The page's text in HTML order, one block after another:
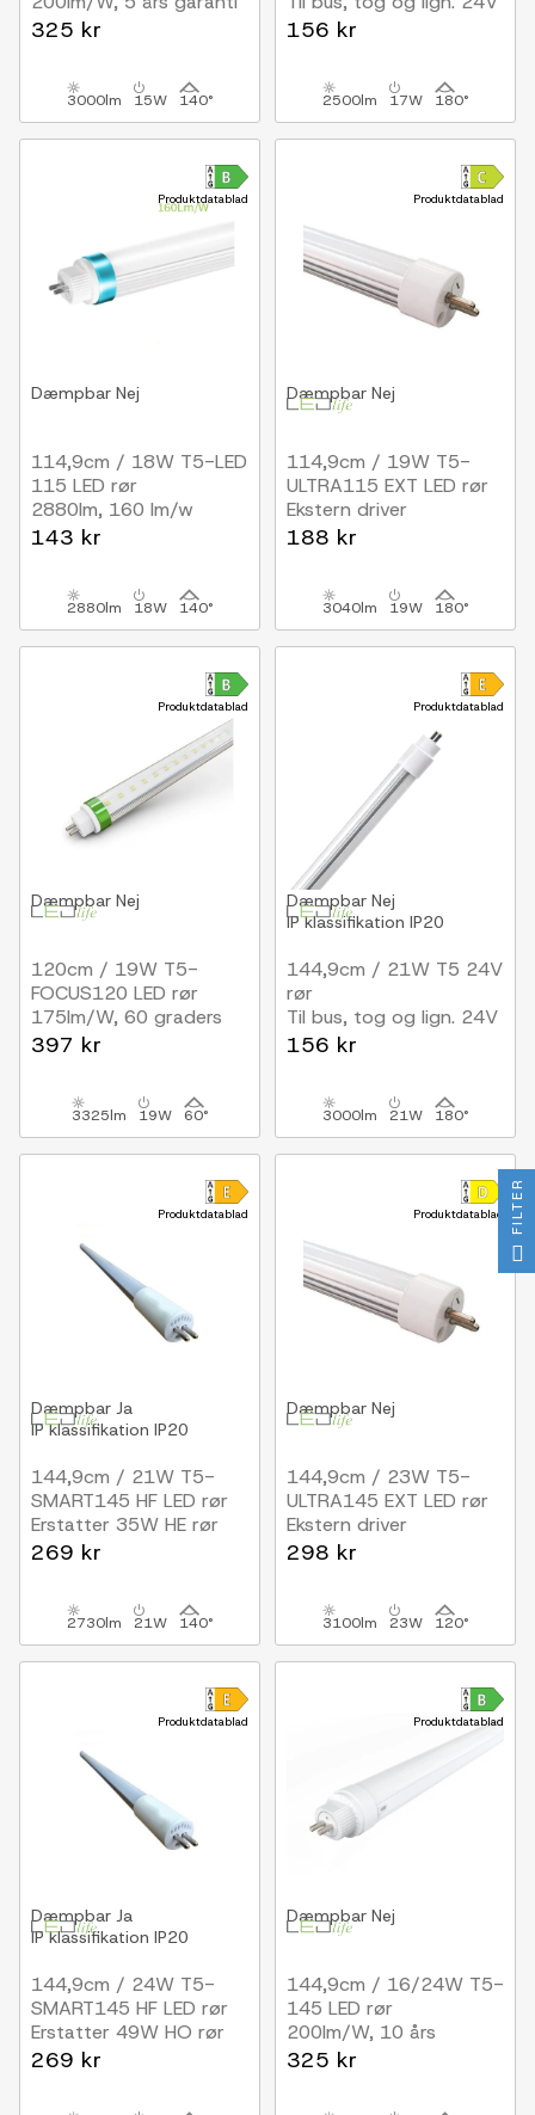
325 kr
3000lm 15W 140°
systemer
156 kr
2500lm 17W 180°
Produktdatablad
Dæmpbar Nej
114,9cm / 18W T5-LED
115 LED rør
2880lm, 160 lm/w
143 kr
2880lm 18W 140°
Produktdatablad
Dæmpbar Nej
114,9cm / 19W T5-
ULTRA115 EXT LED rør
Ekstern driver
188 kr
3040lm 19W 180°
Produktdatablad
Dæmpbar Nej
120cm / 19W T5-
FOCUS120 LED rør
175lm/W, 60 graders
spredning, Small
397 kr
3325lm 19W 60°
Produktdatablad
Dæmpbar Nej
IP klassifikation IP20
144,9cm / 21W T5 24V
rør
Til bus, tog og lign. 24V
systemer
156 kr
3000lm 21W 180°
Produktdatablad
Dæmpbar Ja
IP klassifikation IP20
144,9cm / 21W T5-
SMART145 HF LED rør
Erstatter 35W HE rør
269 kr
2730lm 21W 140°
Produktdatablad
Dæmpbar Nej
144,9cm / 23W T5-
ULTRA145 EXT LED rør
Ekstern driver
298 kr
3100lm 23W 120°
Produktdatablad
Dæmpbar Ja
IP klassifikation IP20
144,9cm / 24W T5-
SMART145 HF LED rør
Erstatter 49W HO rør
269 kr
Produktdatablad
Dæmpbar Nej
144,9cm / 16/24W T5-
145 LED rør
200lm/W, 10 års
garanti
325 kr
FILTER